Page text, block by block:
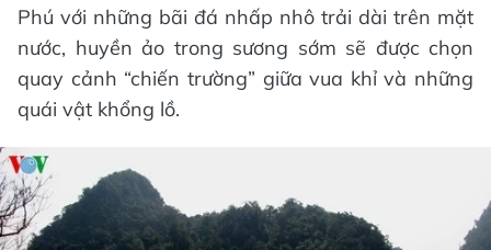
Phú với những bãi đá nhấp nhô trải dài trên mặt
nước, huyền ảo trong sương sớm sẽ được chọn
quay cảnh “chiến trường” giữa vua khỉ và những
quái vật khổng lồ.